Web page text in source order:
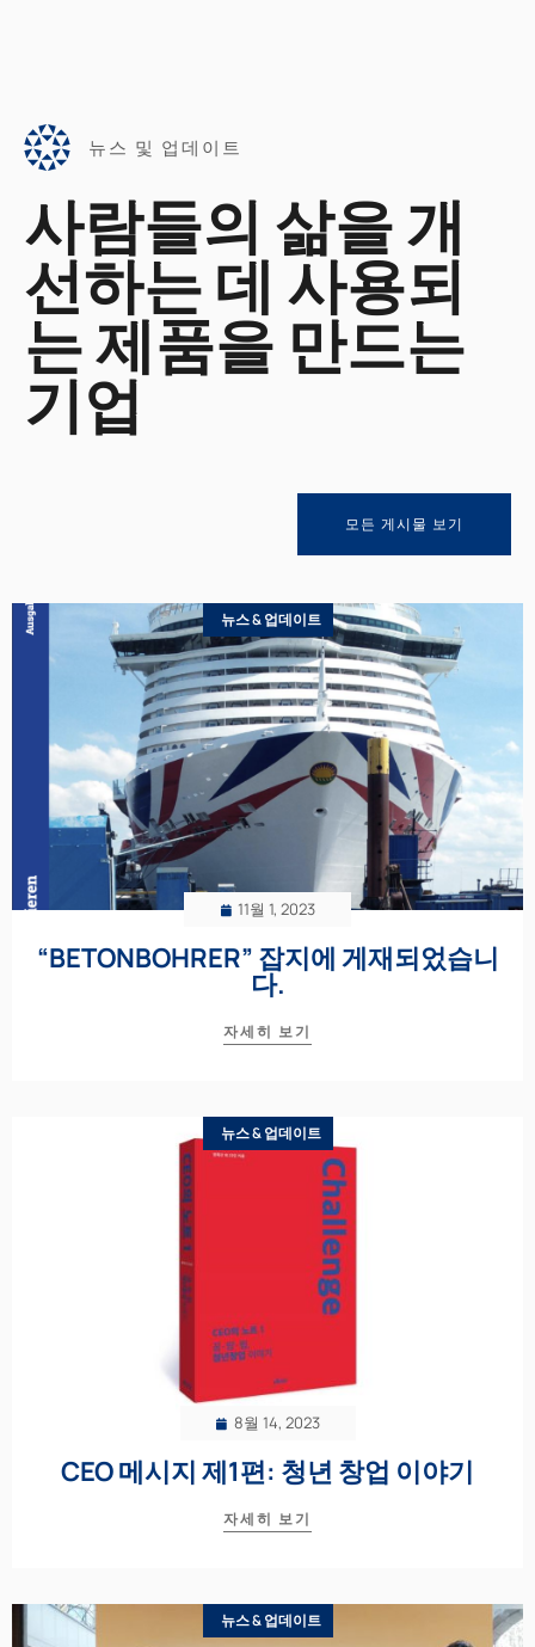
뉴스 및 업데이트
사람들의 삶을 개
선하는 데 사용되
는 제품을 만드는
기업
모든 게시물 보기
뉴스 & 업데이트
11월 1, 2023
“BETONBOHRER” 잡지에 게재되었습니
다.
자세히 보기
뉴스 & 업데이트
8월 14, 2023
CEO 메시지 제1편: 청년 창업 이야기
자세히 보기
뉴스 & 업데이트